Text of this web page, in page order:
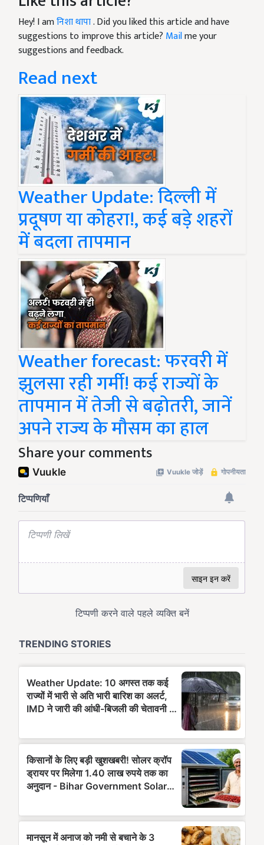
Hey! I amनिशा थापा. Did you liked this article and have
suggestions to improve this article? Mailme your
suggestions and feedback.
Read next
Weather Update: दिल्ली में
प्रदूषण या कोहरा!, कई बड़े शहरों
में बदला तापमान
Weather forecast: फरवरी में
झुलसा रही गर्मी! कई राज्यों के
तापमान में तेजी से बढ़ोतरी, जानें
अपने राज्य के मौसम का हाल
Share your comments